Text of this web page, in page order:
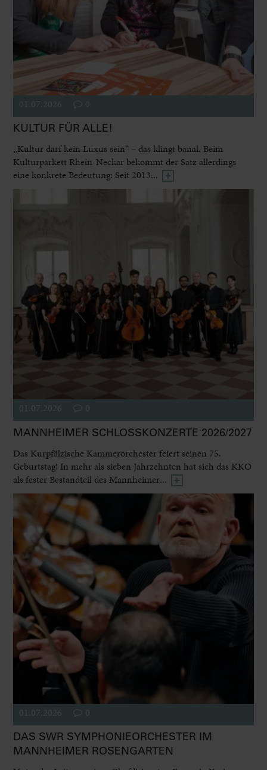
01.07.2026 0
KULTUR FÜR ALLE!
„Kultur darf kein Luxus sein“ – das klingt banal. Beim
Kulturparkett Rhein-Neckar bekommt der Satz allerdings
eine konkrete Bedeutung: Seit 2013...
01.07.2026 0
MANNHEIMER SCHLOSSKONZERTE 2026/2027
Das Kurpfälzische Kammerorchester feiert seinen 75.
Geburtstag! In mehr als sieben Jahrzehnten hat sich das KKO
als fester Bestandteil des Mannheimer...
01.07.2026 0
DAS SWR SYMPHONIEORCHESTER IM
MANNHEIMER ROSENGARTEN